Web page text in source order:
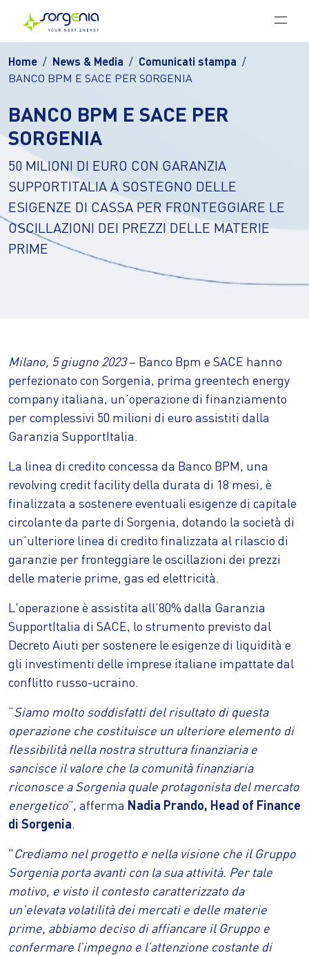
Vai al contenuto principale
Home News & Media
Comunicati stampa
BANCO BPM E SACE PER SORGENIA
BANCO BPM E SACE PER
SORGENIA
50 MILIONI DI EURO CON GARANZIA
SUPPORTITALIA A SOSTEGNO DELLE
ESIGENZE DI CASSA PER FRONTEGGIARE LE
OSCILLAZIONI DEI PREZZI DELLE MATERIE
PRIME
Milano, 5 giugno 2023– Banco Bpm e SACE hanno
perfezionato con Sorgenia, prima greentech energy
company italiana, un’operazione di finanziamento
per complessivi 50 milioni di euro assistiti dalla
Garanzia SupportItalia.
La linea di credito concessa da Banco BPM, una
revolving credit facility della durata di 18 mesi, è
finalizzata a sostenere eventuali esigenze di capitale
circolante da parte di Sorgenia, dotando la società di
un’ulteriore linea di credito finalizzata al rilascio di
garanzie per fronteggiare le oscillazioni dei prezzi
delle materie prime, gas ed elettricità.
L'operazione è assistita all'80% dalla Garanzia
SupportItalia di SACE, lo strumento previsto dal
Decreto Aiuti per sostenere le esigenze di liquidità e
gli investimenti delle imprese italiane impattate dal
conflitto russo-ucraino.
“Siamo molto soddisfatti del risultato di questa
operazione che costituisce un ulteriore elemento di
flessibilità nella nostra struttura finanziaria e
sancisce il valore che la comunità finanziaria
riconosce a Sorgenia quale protagonista del mercato
energetico”, afferma Nadia Prando, Head of Finance
di Sorgenia.
"Crediamo nel progetto e nella visione che il Gruppo
Sorgenia porta avanti con la sua attività. Per tale
motivo, e visto il contesto caratterizzato da
un’elevata volatilità dei mercati e delle materie
prime, abbiamo deciso di affiancare il Gruppo e
confermare l’impegno e l’attenzione costante di